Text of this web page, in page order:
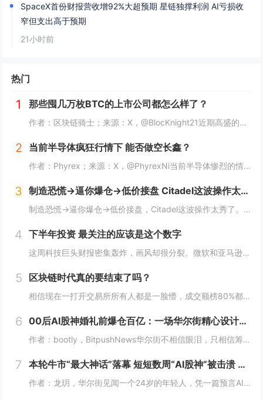
SpaceX首份财报营收增92%大超预期 星链独撑利润 AI亏损收
窄但支出高于预期
21小时前
热门
1 那些囤几万枚BTC的上市公司都怎么样了？
作者：区块链骑士；来源：X，@BlocKnight21近期高盛的一纸清算通知，让Strategy再次被推上了风口浪尖。7月29日到期的挂钩Strategy股票的结构性债券，每1000美元投资仅能收回约217美元，亏损近80%。而问题出在一个...
2 当前半导体疯狂行情下 能否做空长鑫？
作者：Phyrex；来源：X，@PhyrexNi当前半导体惨烈的情况下，我是不是可以做空长鑫？我个人的看法，当前长鑫的估值已经高到我想开始做空了，但上市初期的筹码结构仍然对空头非常不友好。我个人打算先多观察几天，尤其是过了上市前五个无涨跌幅...
3 制造恐慌→逼你爆仓→低价接盘 Citadel这波操作太秀了
制造恐慌→逼你爆仓→低价接盘，Citadel这波操作太秀了。Citadel这波操作，真的秀。“AI股神”Leopold Aschenbrenner的基金Situational Awareness，上半年回报439%，规模一度冲到450亿美元...
4 下半年投资 最关注的应该是这个数字
这周科技巨头财报密集轰炸，画风却很分裂。微软和亚马逊，云业务全线爆发。AWS二季度营收422亿美元，同比增长37%，是18个季度以来最快；Azure更猛，同比增速43%，全财年首次突破1000亿美元。两家股价财报后都是大涨，亚马逊盘后一度涨...
5 区块链时代真的要结束了吗？
相信现在一打开交易所所有人都是一脸懵，成交额榜80%都是美股，前十里就剩个BTC ETH SOL ，涨幅榜直接没了币的身影，清一色美股。这以前可都是山寨币的位置啊! 现在越来越多变成了股票，AI、机器人、航天这些热门股，涨起来一点也不比山...
6 00后AI股神婚礼前爆仓百亿：一场华尔街精心设计的「猎杀」？
作者：bootly，BitpushNews华尔街不相信眼泪，只相信筹码。2026年7月的最后一周，一个00后年轻人用百亿美金的代价，再次验证了这个道理。故事的主角叫Leopold Aschenbrenner。如果你关注AI圈，可能听过这个名...
7 本轮牛市“最大神话”落幕 短短数周“AI股神”被击溃 Citatdel出手收购全部仓位
作者：龙玥，华尔街见闻一个24岁的年轻人，凭一篇预言AI改变世界的长文，在华尔街募到450亿美元，今年上半年爆赚439%。然而，在近期AI板块大跌的这一个月里，他把两年积累的神话，一口气输了个精光。7月30日，华尔街流出一条消息：一家只有8...